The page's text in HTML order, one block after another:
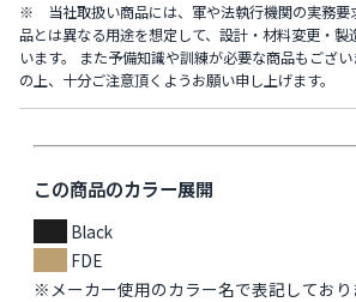
※ 当社取扱い商品には、軍や法執行機関の実務要
品とは異なる用途を想定して、設計・材料変更・
います。 また予備知識や訓練が必要な商品もござ
の上、十分ご注意頂くようお願い申し上げます。
この商品のカラー展開
Black
FDE
※メーカー使用のカラー名で表記しており